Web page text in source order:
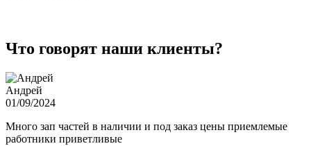
Что говорят наши клиенты?
Андрей
01/09/2024
Много зап частей в наличии и под заказ цены приемлемые
работники приветливые